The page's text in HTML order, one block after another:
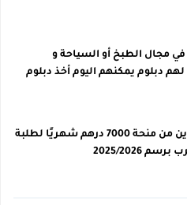
فرصة للعاملين في مجال الطبخ أو السياحة و
المطاعم وليس لهم دبلوم يمكنهم اليوم أخذ دبلوم
لوائح المستفيدين من منحة 7000 درهم شهريًا لطلبة
2025/2026